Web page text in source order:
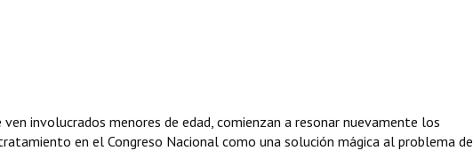
involucrados menores de edad, comienzan a resonar nuevamente los
en el Congreso Nacional como una solución mágica al problema de